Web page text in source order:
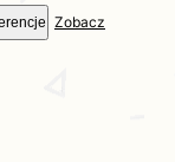
Zobacz